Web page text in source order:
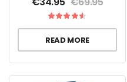
READ MORE